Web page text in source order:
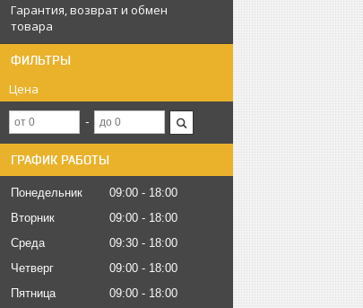
Гарантия, возврат и обмен
товара
ФИЛЬТРЫ
Цена
ГРАФИК РАБОТЫ
Понедельник 09:00
18:00
Вторник
09:00
18:00
Среда
09:30
18:00
Четверг
09:00
18:00
Пятница
09:00
18:00